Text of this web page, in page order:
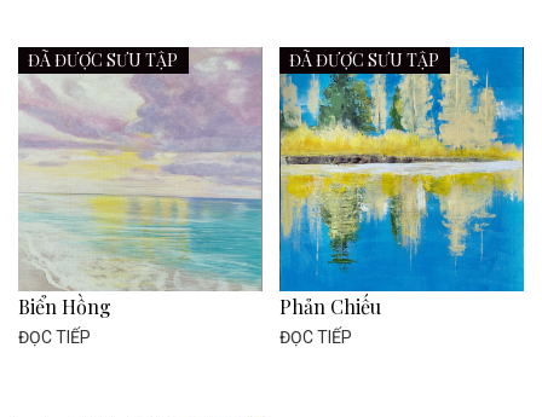
ĐÃ ĐƯỢC SƯU TẬP
Biển Hồng
ĐỌC TIẾP
ĐÃ ĐƯỢC SƯU TẬP
Phản Chiếu
ĐỌC TIẾP